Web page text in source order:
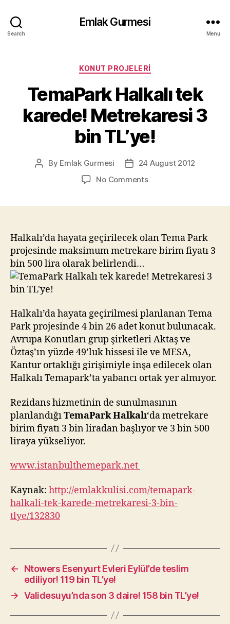
Search
Emlak Gurmesi
Menu
Categories
KONUT PROJELERI
TemaPark Halkalı tek
karede! Metrekaresi 3
bin TL’ye!
Post
By Emlak Gurmesi
Post24 August 2012
No Commentson
Metrekaresi
3
Halkalı’da hayata geçirilecek olan Tema Park
projesinde maksimum metrekare birim fiyatı 3
bin 500 lira olarak belirlendi…
Halkalı’da hayata geçirilmesi planlanan Tema
Park projesinde 4 bin 26 adet konut bulunacak.
Avrupa Konutları grup şirketleri Aktaş ve
Öztaş’ın yüzde 49’luk hissesi ile ve MESA,
Kantur ortaklığı girişimiyle inşa edilecek olan
Halkalı Temapark’ta yabancı ortak yer almıyor.
Rezidans hizmetinin de sunulmasının
planlandığıTemaPark Halkalı‘da metrekare
birim fiyatı 3 bin liradan başlıyor ve 3 bin 500
liraya yükseliyor.
www.istanbulthemepark.net
Kaynak: http://emlakkulisi.com/temapark-
halkali-tek-karede-metrekaresi-3-bin-
tlye/132830
←
Ntowers Esenyurt Evleri Eylül’de teslim
ediliyor! 119 bin TL’ye!
→ Validesuyu’nda son 3 daire! 158 bin TL’ye!